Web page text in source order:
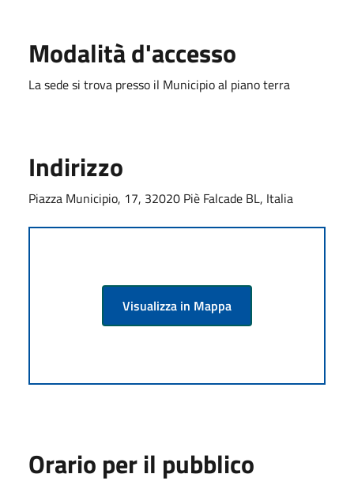
Modalità d'accesso
La sede si trova presso il Municipio al piano terra
Indirizzo
Piazza Municipio, 17, 32020 Piè Falcade BL, Italia
Visualizza in Mappa
Orario per il pubblico